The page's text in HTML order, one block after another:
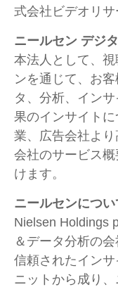
式会社ビデオリサ
ニールセン デジ
本法人として、
ンを通じて、お
タ、分析、イン
果のインサイト
業、広告会社よ
会社のサービス
けます。
ニールセンについ
Nielsen Holdings
＆データ分析の
信頼されたイン
ニットから成り